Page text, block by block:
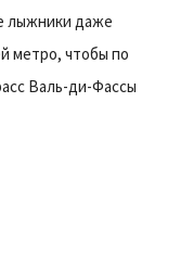
лыжники даже
метро, чтобы по
Валь-ди-Фассы